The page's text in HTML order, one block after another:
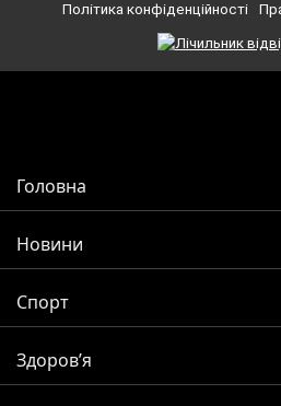
Політика конфіденційності
Головна
Новини
Спорт
Здоров’я